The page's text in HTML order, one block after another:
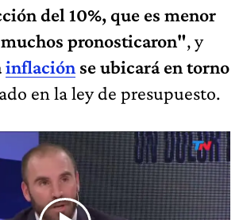
del 10%, que es menor
muchos pronosticaron", y
inflación se ubicará en torno
en la ley de presupuesto.